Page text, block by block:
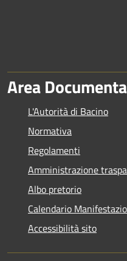
Area
L'Autorità di Bacino
Normativa
Regolamenti
Amministrazione
Albo pretorio
Calendario
Accessibilità sito